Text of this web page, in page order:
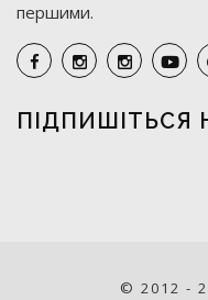
першими.
ПІДПИШІТЬСЯ
© 2012 -